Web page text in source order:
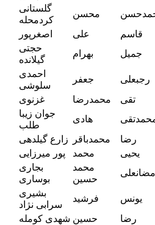
گلستانی
کردمحله
محسن
اصغرپور علی قاسم
حجتی
گیلانده
بهرام جمیل
احمدی
سلوشی
جعفر رجبعلی
غزنوی محمدرضا تقی
جوان زیبا
طلب
هادی
زارع گیلدهی محمدباقر رضا
پور میرزایی محمد یحیی
بجاری
بوساری
محمد
حسین
بشیری
سرابی نژاد
فرشید یونس
شهدی کومله حسین رضا